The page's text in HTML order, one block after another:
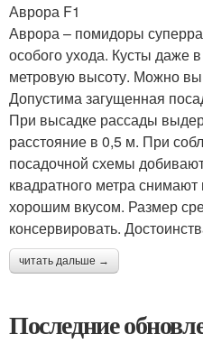
Аврора F1
Аврора – помидоры
особого ухода. Кусты даже
метровую высоту. Можно
Допустима загущенная
При высадке рассады
расстояние в 0,5 м. При
посадочной схемы
квадратного метра
хорошим вкусом. Размер
консервировать.
читать дальше →
Последние